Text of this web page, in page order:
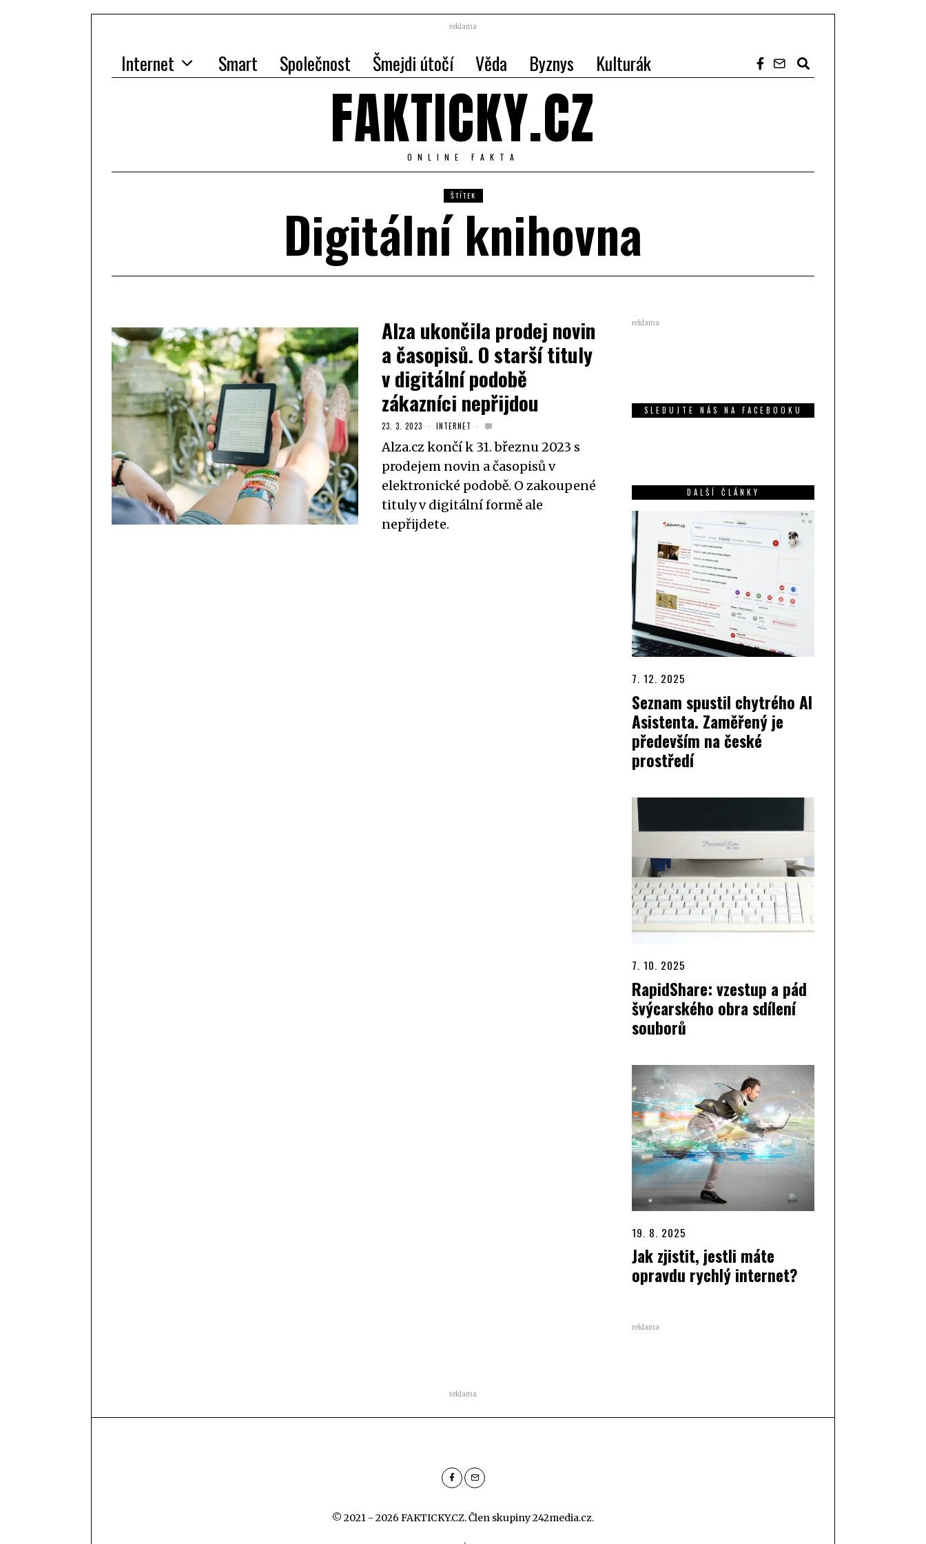
reklama
Internet Smart Společnost Šmejdi útočí Věda Byznys Kulturák
FAKTICKY.CZ
ONLINE FAKTA
ŠTÍTEK
Digitální knihovna
Alza ukončila prodej novin
a časopisů. O starší tituly
v digitální podobě
zákazníci nepřijdou
23. 3. 2023 INTERNET
Alza.cz končí k 31. březnu 2023 s
prodejem novin a časopisů v
elektronické podobě. O zakoupené
tituly v digitální formě ale
nepřijdete.
reklama
SLEDUJTE NÁS NA FACEBOOKU
DALŠÍ ČLÁNKY
7. 12. 2025
Seznam spustil chytrého AI
Asistenta. Zaměřený je
především na české
prostředí
7. 10. 2025
RapidShare: vzestup a pád
švýcarského obra sdílení
souborů
19. 8. 2025
Jak zjistit, jestli máte
opravdu rychlý internet?
reklama
reklama
© 2021 - 2026 FAKTICKY.CZ. Člen skupiny242media.cz.